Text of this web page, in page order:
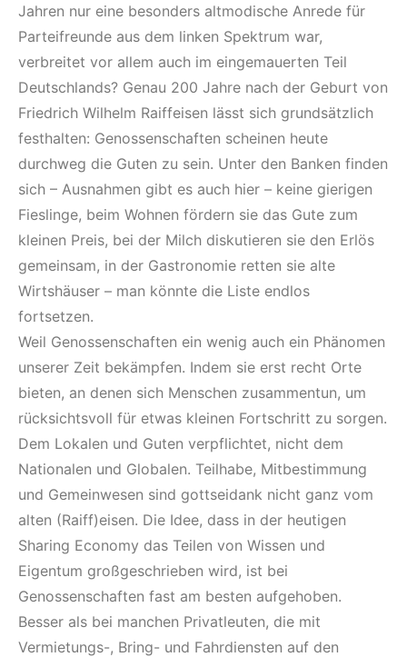
Jahren nur eine besonders altmodische Anrede für
Parteifreunde aus dem linken Spektrum war,
verbreitet vor allem auch im eingemauerten Teil
Deutschlands? Genau 200 Jahre nach der Geburt von
Friedrich Wilhelm Raiffeisen lässt sich grundsätzlich
festhalten: Genossenschaften scheinen heute
durchweg die Guten zu sein. Unter den Banken finden
sich – Ausnahmen gibt es auch hier – keine gierigen
Fieslinge, beim Wohnen fördern sie das Gute zum
kleinen Preis, bei der Milch diskutieren sie den Erlös
gemeinsam, in der Gastronomie retten sie alte
Wirtshäuser – man könnte die Liste endlos
fortsetzen.
Weil Genossenschaften ein wenig auch ein Phänomen
unserer Zeit bekämpfen. Indem sie erst recht Orte
bieten, an denen sich Menschen zusammentun, um
rücksichtsvoll für etwas kleinen Fortschritt zu sorgen.
Dem Lokalen und Guten verpflichtet, nicht dem
Nationalen und Globalen. Teilhabe, Mitbestimmung
und Gemeinwesen sind gottseidank nicht ganz vom
alten (Raiff)eisen. Die Idee, dass in der heutigen
Sharing Economy das Teilen von Wissen und
Eigentum großgeschrieben wird, ist bei
Genossenschaften fast am besten aufgehoben.
Besser als bei manchen Privatleuten, die mit
Vermietungs-, Bring- und Fahrdiensten auf den